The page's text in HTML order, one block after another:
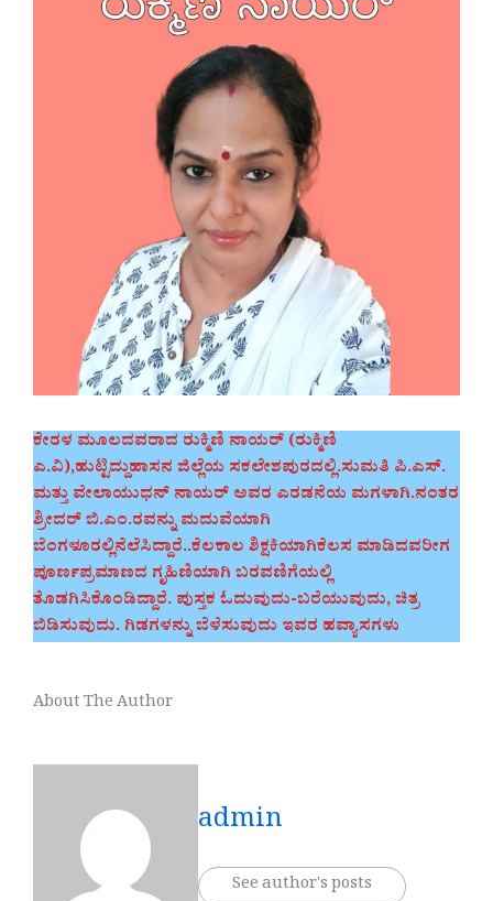
ಕೇರಳ ಮೂಲದವರಾದ ರುಕ್ಮಿಣಿ ನಾಯರ್ (ರುಕ್ಮಿಣಿ
ಎ.ವಿ),ಹುಟ್ಟಿದ್ದುಹಾಸನ ಜಿಲ್ಲೆಯ ಸಕಲೇಶಪುರದಲ್ಲಿ.ಸುಮತಿ ಪಿ.ಎಸ್.
ಮತ್ತು ವೇಲಾಯುಧನ್ ನಾಯರ್ ಅವರ ಎರಡನೆಯ ಮಗಳಾಗಿ.ನಂತರ
ಶ್ರೀದರ್ ಬಿ.ಎಂ.ರವನ್ನು ಮದುವೆಯಾಗಿ
ಬೆಂಗಳೂರಲ್ಲಿನೆಲೆಸಿದ್ದಾರೆ..ಕೆಲಕಾಲ ಶಿಕ್ಷಕಿಯಾಗಿಕೆಲಸ ಮಾಡಿದವರೀಗ
ಪೂರ್ಣಪ್ರಮಾಣದ ಗೃಹಿಣಿಯಾಗಿ ಬರವಣಿಗೆಯಲ್ಲಿ
ತೊಡಗಿಸಿಕೊಂಡಿದ್ದಾರೆ. ಪುಸ್ತಕ ಓದುವುದು-ಬರೆಯುವುದು, ಚಿತ್ರ
ಬಿಡಿಸುವುದು. ಗಿಡಗಳನ್ನು ಬೆಳೆಸುವುದು ಇವರ ಹವ್ಯಾಸಗಳು
About The Author
admin
See author's posts